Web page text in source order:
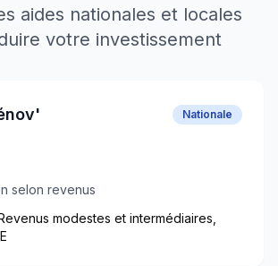
aides nationales et locales
votre investissement
Nationale
selon revenus
modestes et intermédiaires,